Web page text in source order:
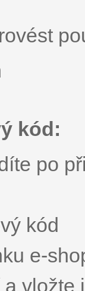
kód:
po
kód
e-
vložte